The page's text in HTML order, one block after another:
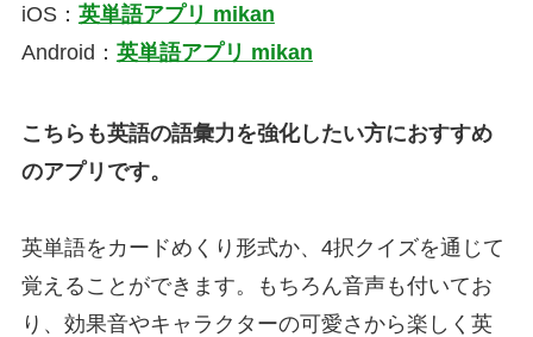
iOS： 英単語アプリ mikan
Android： 英単語アプリ mikan
こちらも英語の語彙力を強化したい方におすすめ
のアプリです。
英単語をカードめくり形式か、4択クイズを通じて
覚えることができます。もちろん音声も付いてお
り、効果音やキャラクターの可愛さから楽しく英